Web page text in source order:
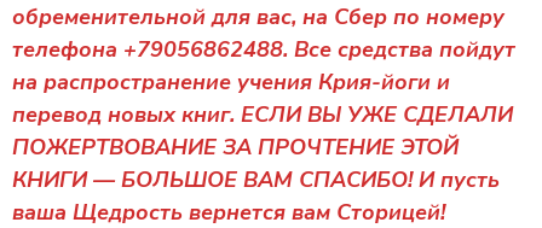
обременительной для вас, на Сбер по номеру
телефона +79056862488. Все средства пойдут
на распространение учения Крия-йоги и
перевод новых книг. ЕСЛИ ВЫ УЖЕ СДЕЛАЛИ
ПОЖЕРТВОВАНИЕ ЗА ПРОЧТЕНИЕ ЭТОЙ
КНИГИ — БОЛЬШОЕ ВАМ СПАСИБО! И пусть
ваша Щедрость вернется вам Сторицей!